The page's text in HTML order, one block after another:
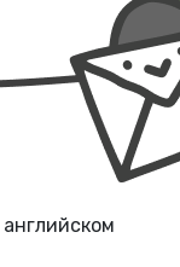
английском